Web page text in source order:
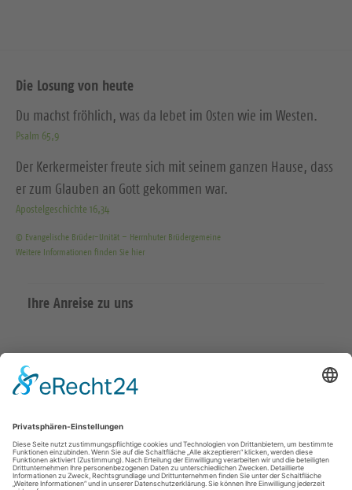
Die Losung von heute
Du machst fröhlich, was da lebet im Osten wie im Westen.
Psalm 65,9
Der Kerkermeister freute sich mit seinem ganzen Hause, dass
er zum Glauben an Gott gekommen war.
Apostelgeschichte 16,34
© Evangelische Brüder-Unität – Herrnhuter Brüdergemeine
Weitere Informationen finden Sie hier
Ihre Anreise zu uns